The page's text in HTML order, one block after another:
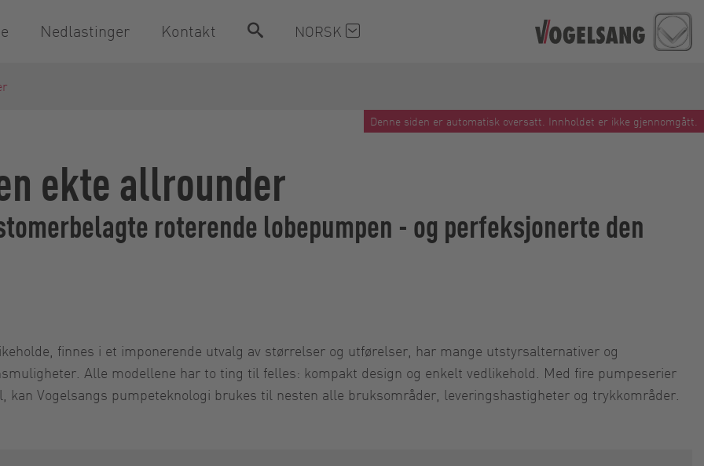
Nedlastinger Kontakt NORSK
Denne siden er automatisk oversatt. Innholdet er ikke gjennomgått.
ekte allrounder
roterende lobepumpen - og perfeksjonerte den
finnes i et imponerende utvalg av størrelser og utførelser, har mange utstyrsalternativer og
Alle modellene har to ting til felles: kompakt design og enkelt vedlikehold. Med fire pumpeserier
Vogelsangs pumpeteknologi brukes til nesten alle bruksområder, leveringshastigheter og trykkområder.